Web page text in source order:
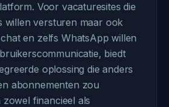
Voor vacaturesites die
willen versturen maar ook
en zelfs WhatsApp willen
biedt
oplossing die anders
abonnementen zou
financieel als